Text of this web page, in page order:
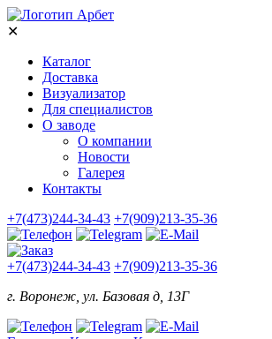
✕
Каталог
Доставка
Визуализатор
Для специалистов
О заводе
О компании
Новости
Галерея
Контакты
+7(473)244-34-43 +7(909)213-35-36
+7(473)244-34-43 +7(909)213-35-36
г. Воронеж, ул. Базовая д, 13Г